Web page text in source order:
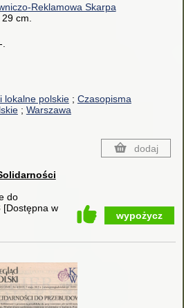
Reklamowa Skarpa
29 cm.
.
lokalne polskie
Czasopisma
Warszawa
dodaj
do
[Dostępna w
wypożycz